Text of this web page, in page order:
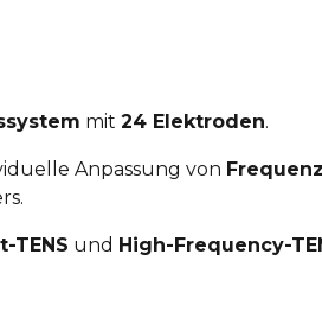
mit24 Elektroden.
Anpassung von Frequenz
TENS und High-Frequency-